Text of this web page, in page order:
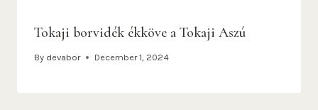
Tokaji borvidék ékköve a Tokaji Aszú
By devabor December 1, 2024